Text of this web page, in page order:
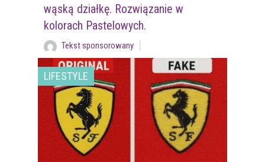
wąską działkę. Rozwiązanie w
kolorach Pastelowych.
Tekst sponsorowany
LIFESTYLE